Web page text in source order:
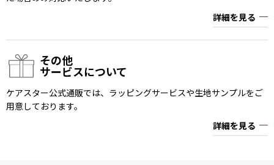
詳細を見る
その他
サービスについて
ケアスター公式通販では、ラッピングサービスや生地サンプルをご
用意しております。
詳細を見る